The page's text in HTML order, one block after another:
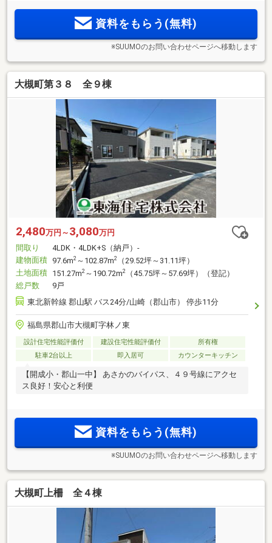
資料をもらう(無料)
※SUUMOのお問い合わせページへ移動します
大槻町第３８ 全９棟
2,480万円～ 3,080万円
間取り
4LDK・4LDK+S（納戸）-
建物面積 97.6m2 ～102.87m2
（29.52坪～31.11坪）
土地面積 151.27m2 ～190.72m2
（45.75坪～57.69坪）（登記）
総戸数
9戸
東北新幹線 郡山駅 バス24分/山崎（郡山市） 停歩11分
福島県郡山市大槻町字林ノ東
設計住宅性能評価付 建設住宅性能評価付
所有権
駐車2台以上
即入居可 カウンターキッチン
【開成小・郡山一中】 あさかのバイパス、４９号線にアクセ
ス良好！安心と利便
資料をもらう(無料)
※SUUMOのお問い合わせページへ移動します
大槻町上柵 全４棟